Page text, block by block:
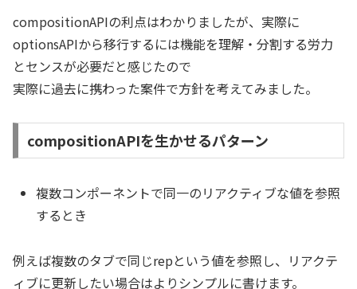
compositionAPIの利点はわかりましたが、実際に
optionsAPIから移行するには機能を理解・分割する労力
とセンスが必要だと感じたので
実際に過去に携わった案件で方針を考えてみました。
compositionAPIを生かせるパターン
複数コンポーネントで同一のリアクティブな値を参照
するとき
例えば複数のタブで同じrepという値を参照し、リアクテ
ィブに更新したい場合はよりシンプルに書けます。